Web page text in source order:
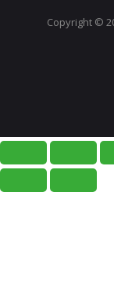
Copyright ©